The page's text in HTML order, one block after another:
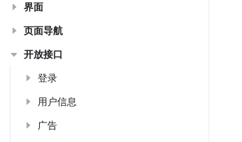
界面
页面导航
开放接口
登录
用户信息
广告